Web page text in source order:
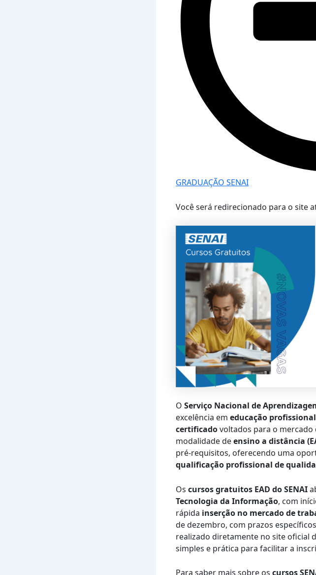
GRADUAÇÃO SENAI
Você será redirecionado para o site
O Serviço Nacional de
excelência em educação profissional
certificadovoltados para o mercado
modalidade deensino a distância
pré-requisitos, oferecendo uma
qualificação profissional de
Os cursos gratuitos EAD do SENAI
Tecnologia da Informação, com
rápida inserção no mercado de
de dezembro, com prazos
realizado diretamente no site oficial
simples e prática para facilitar a
Para saber mais sobre os cursos